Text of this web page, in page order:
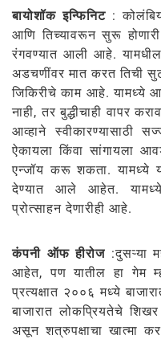
बायोशॉक इन्फिनिट :
आणि तिच्यावरून सुरू होणारी
रंगवण्यात आली आहे.
अडचणींवर मात करत तिची
जिकिरीचे काम आहे. यामध्ये
नाही, तर बुद्धीचाही वापर
आव्हाने स्वीकारण्यासाठी
ऐकायला किंवा सांगायला
एन्जॉय करू शकता. यामध्ये
देण्यात आले आहेत.
प्रोत्साहन देणारीही आहे.
कंपनी ऑफ हीरोज :दुसऱ्या
आहेत, पण यातील हा गेम
प्रत्यक्षात २००६ मध्ये
बाजारात लोकप्रियतेचे
असून शत्रुपक्षाचा खात्मा